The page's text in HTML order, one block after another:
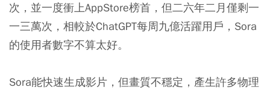
次，並一度衝上AppStore榜首，但二六年二月僅剩一
一三萬次，相較於ChatGPT每周九億活躍用戶，Sora
的使用者數字不算太好。
Sora能快速生成影片，但畫質不穩定，產生許多物理